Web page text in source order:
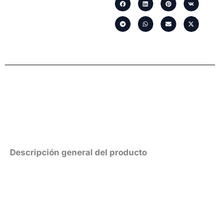
Descripción general del producto